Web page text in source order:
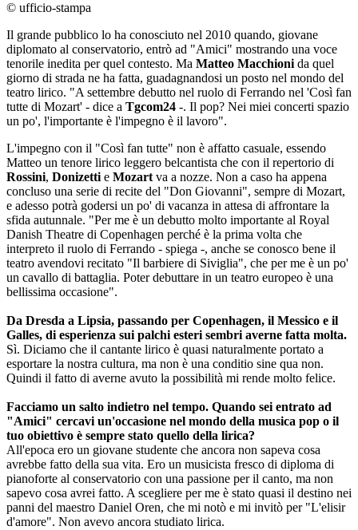
© ufficio-stampa
Il grande pubblico lo ha conosciuto nel 2010 quando, giovane
diplomato al conservatorio, entrò ad "Amici" mostrando una voce
tenorile inedita per quel contesto. Ma Matteo Macchioni da quel
giorno di strada ne ha fatta, guadagnandosi un posto nel mondo del
teatro lirico. "A settembre debutto nel ruolo di Ferrando nel 'Così fan
tutte di Mozart' - dice a Tgcom24 -. Il pop? Nei miei concerti spazio
un po', l'importante è l'impegno è il lavoro".
L'impegno con il "Così fan tutte" non è affatto casuale, essendo
Matteo un tenore lirico leggero belcantista che con il repertorio di
Rossini, Donizetti e Mozart va a nozze. Non a caso ha appena
concluso una serie di recite del "Don Giovanni", sempre di Mozart,
e adesso potrà godersi un po' di vacanza in attesa di affrontare la
sfida autunnale. "Per me è un debutto molto importante al Royal
Danish Theatre di Copenhagen perché è la prima volta che
interpreto il ruolo di Ferrando - spiega -, anche se conosco bene il
teatro avendovi recitato "Il barbiere di Siviglia", che per me è un po'
un cavallo di battaglia. Poter debuttare in un teatro europeo è una
bellissima occasione".
Da Dresda a Lipsia, passando per Copenhagen, il Messico e il
Galles, di esperienza sui palchi esteri sembri averne fatta molta.
Sì. Diciamo che il cantante lirico è quasi naturalmente portato a
esportare la nostra cultura, ma non è una conditio sine qua non.
Quindi il fatto di averne avuto la possibilità mi rende molto felice.
Facciamo un salto indietro nel tempo. Quando sei entrato ad
"Amici" cercavi un'occasione nel mondo della musica pop o il
tuo obiettivo è sempre stato quello della lirica?
All'epoca ero un giovane studente che ancora non sapeva cosa
avrebbe fatto della sua vita. Ero un musicista fresco di diploma di
pianoforte al conservatorio con una passione per il canto, ma non
sapevo cosa avrei fatto. A scegliere per me è stato quasi il destino nei
panni del maestro Daniel Oren, che mi notò e mi invitò per "L'elisir
d'amore". Non avevo ancora studiato lirica.